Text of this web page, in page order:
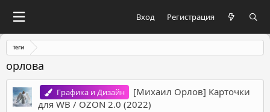
Вход Регистрация
Теги
орлова
Графика и Дизайн
[Михаил Орлов] Карточки
для WB / OZON 2.0 (2022)